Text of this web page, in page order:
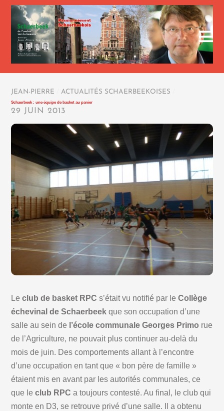
JEAN-PIERRE ACTUALITÉS SCHAERBEEKOISES
Schaerbeek : une équipe de basket au panier
29 JUIN 2013
Leclub de basket RPC s’était vu notifié par leCollège
échevinal de Schaerbeek que son occupation d’une
salle au sein de l’école communale Georges Primo rue
de l’Agriculture, ne pouvait plus continuer au-delà du
mois de juin. Des comportements allant à l’encontre
d’une occupation en tant que « bon père de famille »
étaient mis en avant par les autorités communales, ce
que le club RPC a toujours contesté. Au final, le club qui
monte en D3, se retrouve privé d’une salle. Il a obtenu